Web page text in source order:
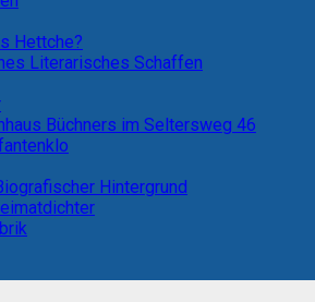
Hettche?
Literarisches Schaffen
Büchners im Seltersweg 46
Hintergrund